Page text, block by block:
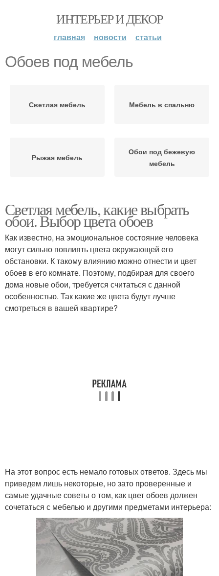
ИНТЕРЬЕР И ДЕКОР
главная новости статьи
Обоев под мебель
Светлая мебель Мебель в спальню
Рыжая мебель
Обои под бежевую
мебель
Светлая мебель, какие выбрать
обои. Выбор цвета обоев
Как известно, на эмоциональное состояние человека
могут сильно повлиять цвета окружающей его
обстановки. К такому влиянию можно отнести и цвет
обоев в его комнате. Поэтому, подбирая для своего
дома новые обои, требуется считаться с данной
особенностью. Так какие же цвета будут лучше
смотреться в вашей квартире?
На этот вопрос есть немало готовых ответов. Здесь мы
приведем лишь некоторые, но зато проверенные и
самые удачные советы о том, как цвет обоев должен
сочетаться с мебелью и другими предметами интерьера: